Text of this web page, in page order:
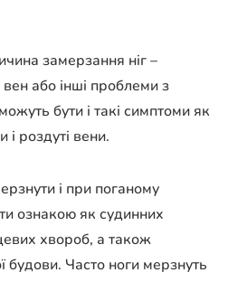
замерзання ніг –
або інші проблеми з
бути і такі симптоми як
і роздуті вени.
і при поганому
ознакою як судинних
хвороб, а також
будови. Часто ноги мерзнуть